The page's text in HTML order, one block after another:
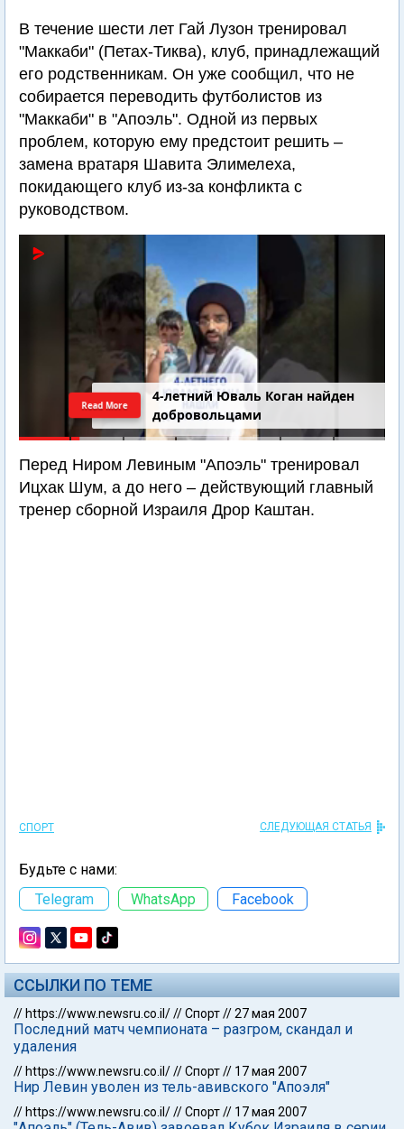
В течение шести лет Гай Лузон тренировал
"Маккаби" (Петах-Тиква), клуб, принадлежащий
его родственникам. Он уже сообщил, что не
собирается переводить футболистов из
"Маккаби" в "Апоэль". Одной из первых
проблем, которую ему предстоит решить –
замена вратаря Шавита Элимелеха,
покидающего клуб из-за конфликта с
руководством.
4-летний Юваль Коган найден
добровольцами
Read More
Перед Ниром Левиным "Апоэль" тренировал
Ицхак Шум, а до него – действующий главный
тренер сборной Израиля Дрор Каштан.
СПОРТ СЛЕДУЮЩАЯ СТАТЬЯ
Будьте с нами:
Telegram
WhatsApp Facebook
ССЫЛКИ ПО ТЕМЕ
// https://www.newsru.co.il///Спорт//27 мая 2007
Последний матч чемпионата – разгром, скандал и
удаления
// https://www.newsru.co.il///Спорт// 17 мая 2007
Нир Левин уволен из тель-авивского "Апоэля"
// https://www.newsru.co.il///Спорт// 17 мая 2007